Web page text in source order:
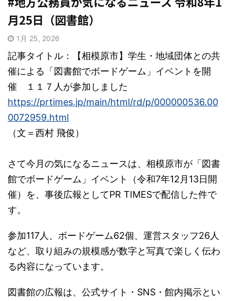
月25日（図書館）
1月 25, 2026
記事タイトル：【相模原市】学生・地域団体との共
催による「図書館でボードゲーム」イベントを開
催 １１７人が参加しました
https://prtimes.jp/main/html/rd/p/000000536.00
0072959.html
（文＝西村 飛俊）
さて今月の気になるニュースは、相模原市が「図書
館でボードゲーム」イベント（令和7年12月13日開
催）を、事後広報としてPR TIMESで配信した件で
す。
参加117人、ボードゲーム62個、運営スタッフ26人
など、取り組みの規模感が数字と写真で楽しく伝わ
る内容になっています。
図書館の広報は、公式サイト・SNS・館内掲示とい